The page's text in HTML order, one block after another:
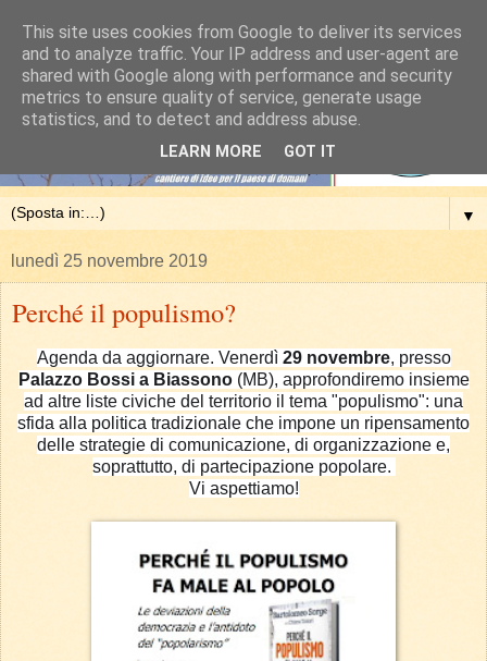
▼
lunedì 25 novembre 2019
Perché il populismo?
Agenda da aggiornare. Venerdì 29 novembre, presso
Palazzo Bossi a Biassono(MB), approfondiremo insieme
ad altre liste civiche del territorio il tema "populismo": una
sfida alla politica tradizionale che impone un ripensamento
delle strategie di comunicazione, di organizzazione e,
soprattutto, di partecipazione popolare.
Vi aspettiamo!
This site uses cookies from Google to deliver its services
and to analyze traffic. Your IP address and user-agent are
shared with Google along with performance and security
metrics to ensure quality of service, generate usage
statistics, and to detect and address abuse.
LEARN MORE GOT IT